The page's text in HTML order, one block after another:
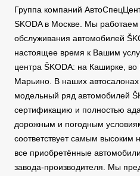
Группа компаний
SKODA в Москве. Мы
обслуживания автомобилей
настоящее время к Вашим
центра ŠKODA: на Каширке,
Марьино. В наших автосалонах
модельный ряд автомобилей
сертификацию и полностью
дорожным и погодным
соответствует самым высоким
все приобретённые
завода-производителя. Мы